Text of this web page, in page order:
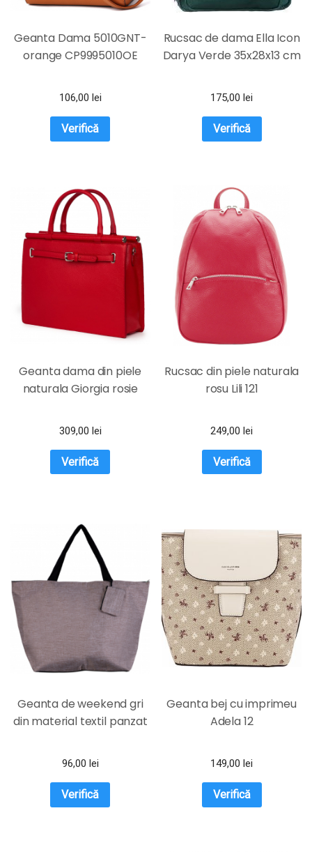
Geanta Dama 5010GNT-
orange CP9995010OE
106,00 lei
Verifică
Rucsac de dama Ella Icon
Darya Verde 35x28x13 cm
175,00lei
Verifică
Geanta dama din piele
naturala Giorgia rosie
309,00 lei
Verifică
Rucsac din piele naturala
rosu Lili 121
249,00lei
Verifică
Geanta de weekend gri
din material textil panzat
96,00 lei
Verifică
Geanta bej cu imprimeu
Adela 12
149,00lei
Verifică